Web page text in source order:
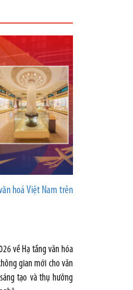
hoá Việt Nam trên
về Hạ tầng văn hóa
gian mới cho văn
tạo và thụ hưởng